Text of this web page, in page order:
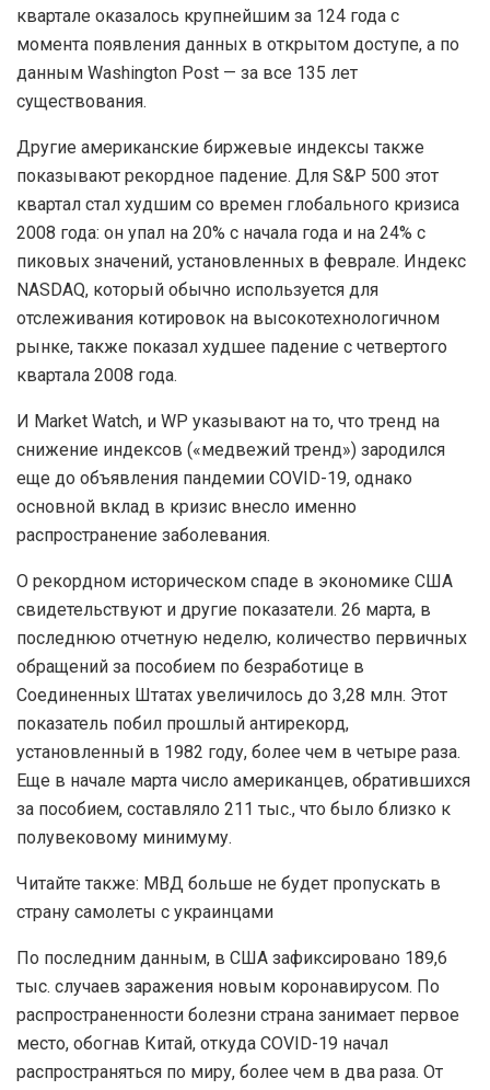
квартале оказалось крупнейшим за 124 года с
момента появления данных в открытом доступе, а по
данным Washington Post — за все 135 лет
существования.
Другие американские биржевые индексы также
показывают рекордное падение. Для S&P 500 этот
квартал стал худшим со времен глобального кризиса
2008 года: он упал на 20% с начала года и на 24% с
пиковых значений, установленных в феврале. Индекс
NASDAQ, который обычно используется для
отслеживания котировок на высокотехнологичном
рынке, также показал худшее падение с четвертого
квартала 2008 года.
И Market Watch, и WP указывают на то, что тренд на
снижение индексов («медвежий тренд») зародился
еще до объявления пандемии COVID-19, однако
основной вклад в кризис внесло именно
распространение заболевания.
О рекордном историческом спаде в экономике США
свидетельствуют и другие показатели. 26 марта, в
последнюю отчетную неделю, количество первичных
обращений за пособием по безработице в
Соединенных Штатах увеличилось до 3,28 млн. Этот
показатель побил прошлый антирекорд,
установленный в 1982 году, более чем в четыре раза.
Еще в начале марта число американцев, обратившихся
за пособием, составляло 211 тыс., что было близко к
полувековому минимуму.
Читайте также: МВД больше не будет пропускать в
страну самолеты с украинцами
По последним данным, в США зафиксировано 189,6
тыс. случаев заражения новым коронавирусом. По
распространенности болезни страна занимает первое
место, обогнав Китай, откуда COVID-19 начал
распространяться по миру, более чем в два раза. От